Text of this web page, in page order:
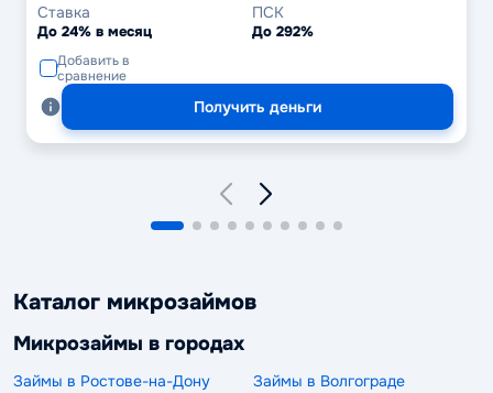
Ставка
До 24% в месяц
ПСК
До 292%
Добавить в
сравнение
Получить деньги
Каталог микрозаймов
Микрозаймы в городах
Займы в Ростове-на-Дону
Займы в Волгограде